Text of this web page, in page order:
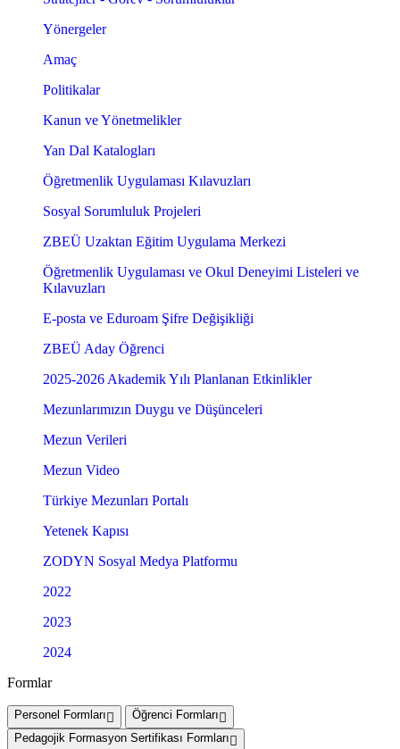
Yönergeler
Amaç
Politikalar
Kanun ve Yönetmelikler
Yan Dal Katalogları
Öğretmenlik Uygulaması Kılavuzları
Sosyal Sorumluluk Projeleri
ZBEÜ Uzaktan Eğitim Uygulama Merkezi
Öğretmenlik Uygulaması ve Okul Deneyimi Listeleri ve
Kılavuzları
E-posta ve Eduroam Şifre Değişikliği
ZBEÜ Aday Öğrenci
2025-2026 Akademik Yılı Planlanan Etkinlikler
Mezunlarımızın Duygu ve Düşünceleri
Mezun Verileri
Mezun Video
Türkiye Mezunları Portalı
Yetenek Kapısı
ZODYN Sosyal Medya Platformu
2022
2023
2024
Formlar
Personel Formları
Öğrenci Formları
Pedagojik Formasyon Sertifikası Formları